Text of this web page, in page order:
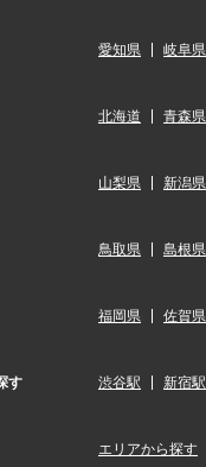
愛知県 岐阜県
北海道 青森県
山梨県 新潟県
鳥取県 島根県
福岡県 佐賀県
す 渋谷駅 新宿駅
エリアから探す